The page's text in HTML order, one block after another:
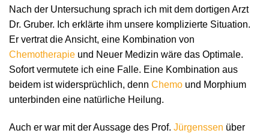
Nach der Untersuchung sprach ich mit dem dortigen Arzt
Dr. Gruber. Ich erklärte ihm unsere komplizierte Situation.
Er vertrat die Ansicht, eine Kombination von
Chemotherapie und Neuer Medizin wäre das Optimale.
Sofort vermutete ich eine Falle. Eine Kombination aus
beidem ist widersprüchlich, denn Chemo und Morphium
unterbinden eine natürliche Heilung.
Auch er war mit der Aussage des Prof. Jürgenssen über